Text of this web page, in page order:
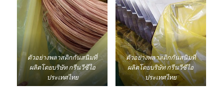
ตัวอย่างพลาสติกกันสนิมที่
ผลิตโดยบริษัท กรีนวีซีไอ
ประเทศไทย
ตัวอย่างพลาสติกกันสนิมที่
ผลิตโดยบริษัท กรีนวีซีไอ
ประเทศไทย